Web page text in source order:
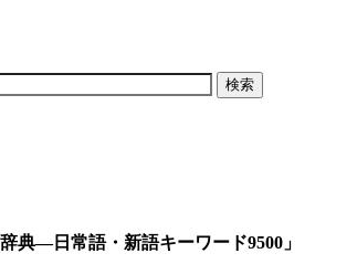
―日常語・新語キーワード9500」